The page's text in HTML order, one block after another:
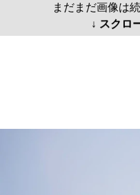
まだまだ画像は
↓ スクロ